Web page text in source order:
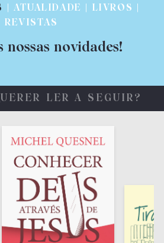
| ATUALIDADE | LIVROS |
REVISTAS
nossas novidades!
LER A SEGUIR?